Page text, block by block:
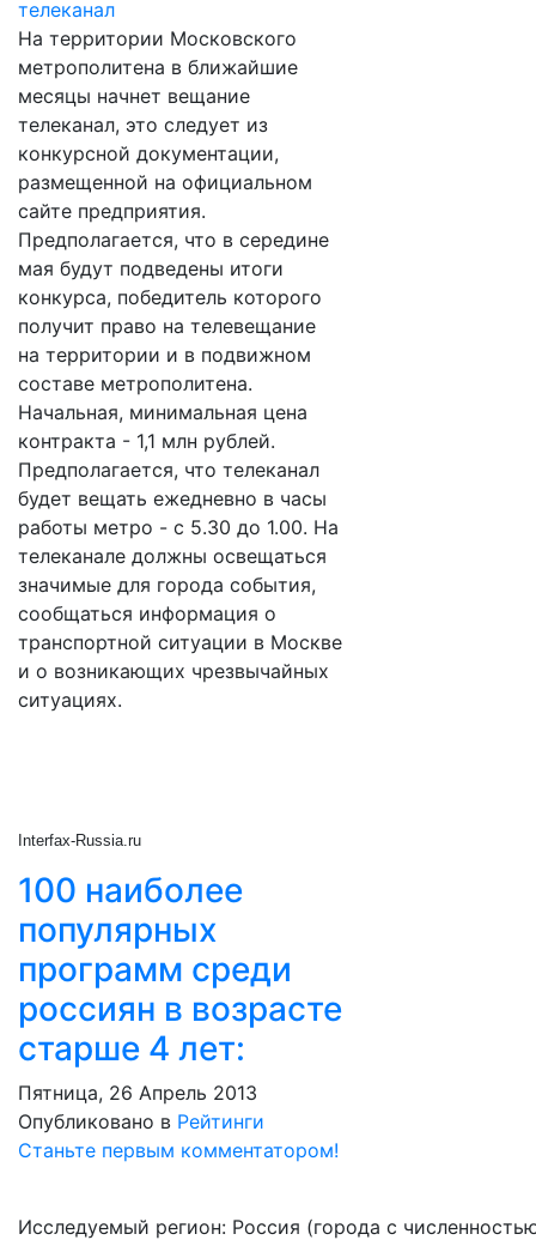
На территории Московского
метрополитена в ближайшие
месяцы начнет вещание
телеканал, это следует из
конкурсной документации,
размещенной на официальном
сайте предприятия.
Предполагается, что в середине
мая будут подведены итоги
конкурса, победитель которого
получит право на телевещание
на территории и в подвижном
составе метрополитена.
Начальная, минимальная цена
контракта - 1,1 млн рублей.
Предполагается, что телеканал
будет вещать ежедневно в часы
работы метро - с 5.30 до 1.00. На
телеканале должны освещаться
значимые для города события,
сообщаться информация о
транспортной ситуации в Москве
и о возникающих чрезвычайных
ситуациях.
Interfax-Russia.ru
100 наиболее
популярных
программ среди
россиян в возрасте
старше 4 лет:
Пятница, 26 Апрель 2013
Опубликовано в Рейтинги
Станьте первым комментатором!
Исследуемый регион: Россия (города с